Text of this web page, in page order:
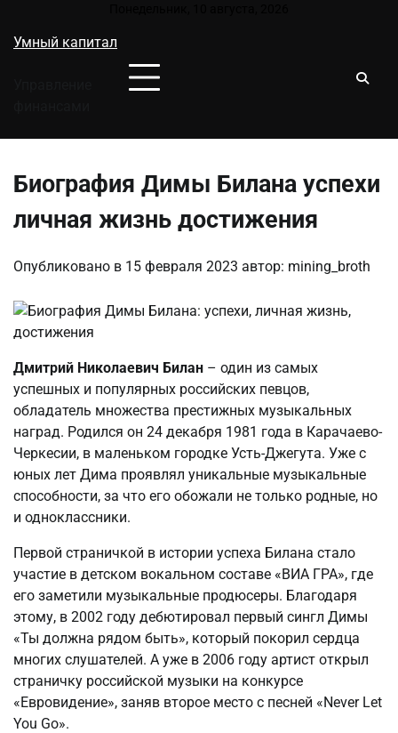
содержимому
Умный капитал
Биография Димы Билана успехи
личная жизнь достижения
Опубликовано в 15 февраля 2023 автор: mining_broth
Дмитрий Николаевич Билан – один из самых
успешных и популярных российских певцов,
обладатель множества престижных музыкальных
наград. Родился он 24 декабря 1981 года в Карачаево-
Черкесии, в маленьком городке Усть-Джегута. Уже с
юных лет Дима проявлял уникальные музыкальные
способности, за что его обожали не только родные, но
и одноклассники.
Первой страничкой в истории успеха Билана стало
участие в детском вокальном составе «ВИА ГРА», где
его заметили музыкальные продюсеры. Благодаря
этому, в 2002 году дебютировал первый сингл Димы
«Ты должна рядом быть», который покорил сердца
многих слушателей. А уже в 2006 году артист открыл
страничку российской музыки на конкурсе
«Евровидение», заняв второе место с песней «Never Let
You Go».